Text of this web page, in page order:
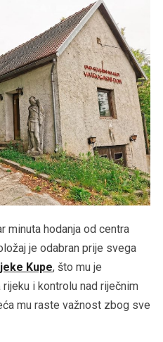
minuta hodanja od centra
je odabran prije svega
Kupe, što mu je
i kontrolu nad riječnim
mu raste važnost zbog sve